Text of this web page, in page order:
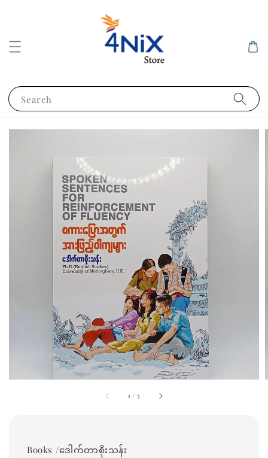
Search
1 / 3
Books /ဒေါက်တာစိုးသန်း